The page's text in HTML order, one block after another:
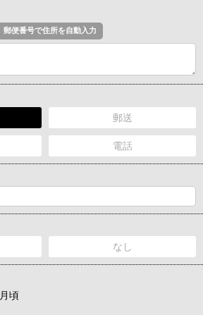
郵送
電話
なし
月頃